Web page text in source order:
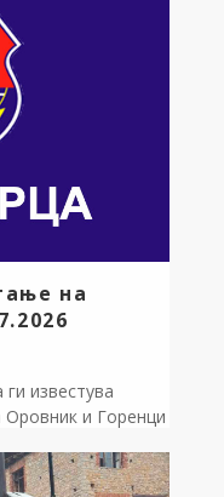
умееме –
безбедност во
општина, овие
на
[…]
на
известува
и Горенци
на комуналниот